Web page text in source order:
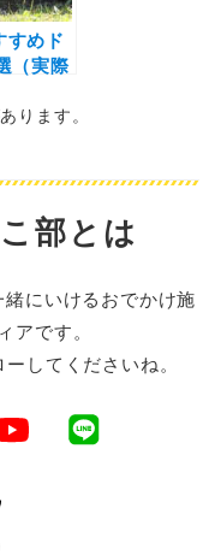
すめド
（実際
用の天
ころ
ります。
部とは
にいけるおでかけ施
アです。
してくださいね。